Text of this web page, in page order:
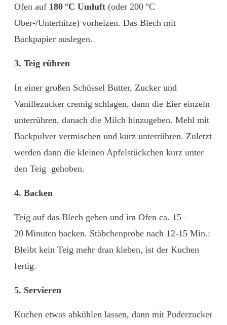
Ofen auf 180 °C Umluft (oder 200 °C
Ober-/Unterhitze) vorheizen. Das Blech mit
Backpapier auslegen.
3. Teig rühren
In einer großen Schüssel Butter, Zucker und
Vanillezucker cremig schlagen, dann die Eier einzeln
unterrühren, danach die Milch hinzugeben. Mehl mit
Backpulver vermischen und kurz unterrühren. Zuletzt
werden dann die kleinen Apfelstückchen kurz unter
den Teig gehoben.
4. Backen
Teig auf das Blech geben und im Ofen ca. 15–
20 Minuten backen. Stäbchenprobe nach 12-15 Min.:
Bleibt kein Teig mehr dran kleben, ist der Kuchen
fertig.
5. Servieren
Kuchen etwas abkühlen lassen, dann mit Puderzucker